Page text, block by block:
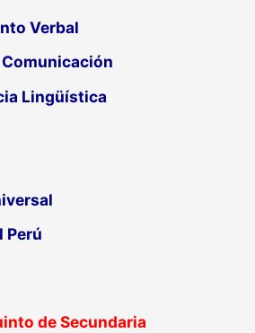
Verbal
Lingüística
Perú
de Secundaria